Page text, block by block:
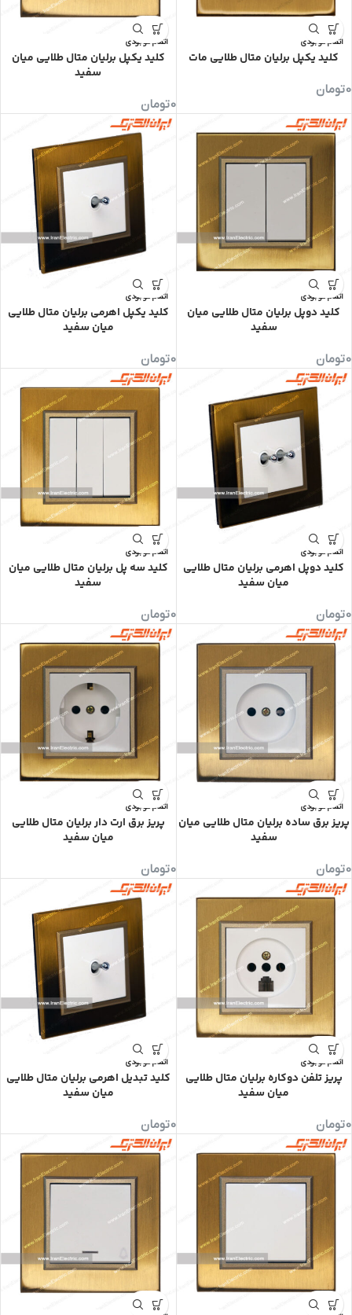
اتمام موجودی
کلید یکپل برلیان متال طلایی مات
0تومان
اتمام موجودی
کلید یکپل برلیان متال طلایی میان
سفید
0تومان
اتمام موجودی
کلید دوپل برلیان متال طلایی میان
سفید
0تومان
اتمام موجودی
کلید یکپل اهرمی برلیان متال طلایی
میان سفید
0تومان
اتمام موجودی
کلید دوپل اهرمی برلیان متال طلایی
میان سفید
0تومان
اتمام موجودی
کلید سه پل برلیان متال طلایی میان
سفید
0تومان
اتمام موجودی
پریز برق ساده برلیان متال طلایی میان
سفید
0تومان
اتمام موجودی
پریز برق ارت دار برلیان متال طلایی
میان سفید
0تومان
اتمام موجودی
پریز تلفن دوکاره برلیان متال طلایی
میان سفید
0تومان
اتمام موجودی
کلید تبدیل اهرمی برلیان متال طلایی
میان سفید
0تومان